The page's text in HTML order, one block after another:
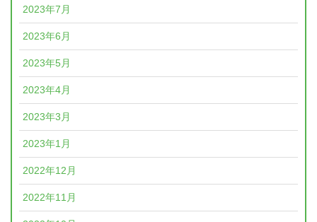
2023年7月
2023年6月
2023年5月
2023年4月
2023年3月
2023年1月
2022年12月
2022年11月